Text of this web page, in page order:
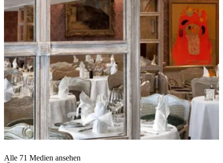
Alle 71 Medien ansehen